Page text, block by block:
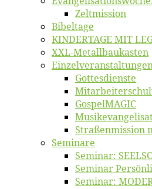
Zelt­mis­si­on
Bi­bel­ta­ge
KINDERTAGE MIT
XXL-Me­­tal­l­­bau­­kas­­ten
Got­tes­diens­te
Gos­pel­MA­GIC
Straßenmis­sion
Se­mi­na­re
Se­mi­nar:
Se­mi­nar
Se­mi­nar: